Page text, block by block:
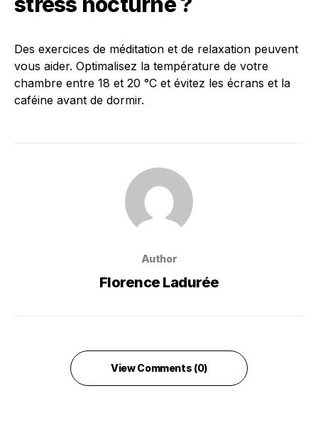
Des exercices de méditation et de relaxation peuvent
vous aider. Optimalisez la température de votre
chambre entre 18 et 20 °C et évitez les écrans et la
caféine avant de dormir.
Author
Florence Ladurée
View Comments (0)